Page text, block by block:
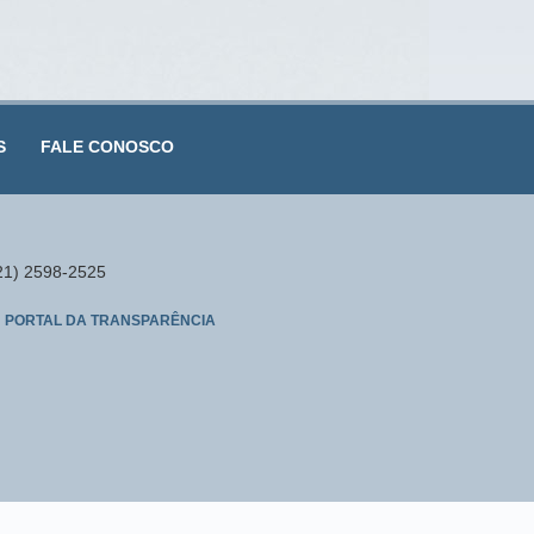
FALE CONOSCO
2598-2525
PORTAL DA TRANSPARÊNCIA